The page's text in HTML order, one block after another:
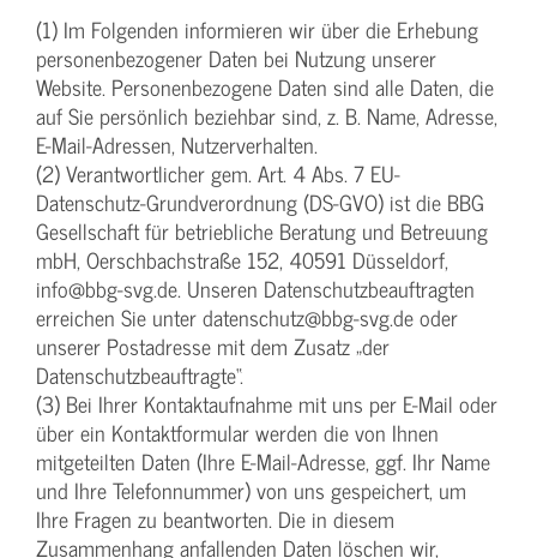
(1) Im Folgenden informieren wir über die Erhebung
personenbezogener Daten bei Nutzung unserer
Website. Personenbezogene Daten sind alle Daten, die
auf Sie persönlich beziehbar sind, z. B. Name, Adresse,
E-Mail-Adressen, Nutzerverhalten.
(2) Verantwortlicher gem. Art. 4 Abs. 7 EU-
Datenschutz-Grundverordnung (DS-GVO) ist die BBG
Gesellschaft für betriebliche Beratung und Betreuung
mbH, Oerschbachstraße 152, 40591 Düsseldorf,
info@bbg-svg.de. Unseren Datenschutzbeauftragten
erreichen Sie unter datenschutz@bbg-svg.de oder
unserer Postadresse mit dem Zusatz „der
Datenschutzbeauftragte“.
(3) Bei Ihrer Kontaktaufnahme mit uns per E-Mail oder
über ein Kontaktformular werden die von Ihnen
mitgeteilten Daten (Ihre E-Mail-Adresse, ggf. Ihr Name
und Ihre Telefonnummer) von uns gespeichert, um
Ihre Fragen zu beantworten. Die in diesem
Zusammenhang anfallenden Daten löschen wir,